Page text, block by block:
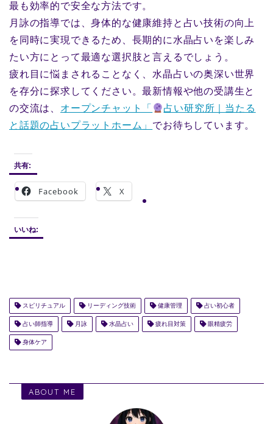
最も効率的で安全な方法です。
月詠の指導では、身体的な健康維持と占い技術の向上
を同時に実現できるため、長期的に水晶占いを楽しみ
たい方にとって最適な選択肢と言えるでしょう。
疲れ目に悩まされることなく、水晶占いの奥深い世界
を存分に探求してください。最新情報や他の受講生と
の交流は、 オープンチャット「
占い研究所｜当たる
と話題の占いプラットホーム」 でお待ちしています。
共有:
Facebook X
いいね:
スピリチュアル リーディング技術 健康管理 占い初心者
占い師指導 月詠 水晶占い 疲れ目対策 眼精疲労
身体ケア
ABOUT ME